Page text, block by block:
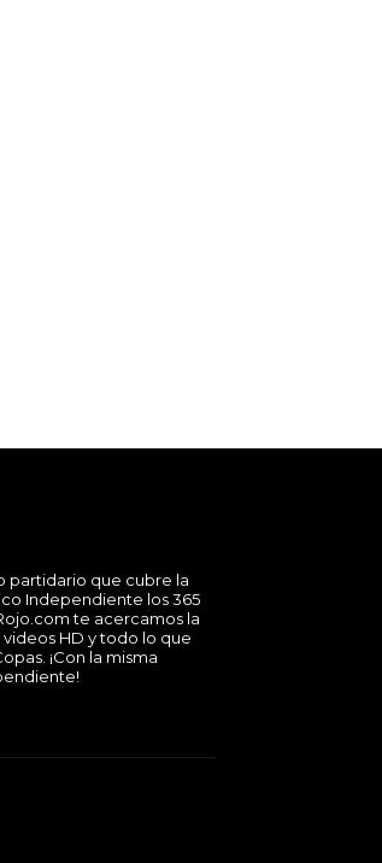
partidario que cubre la
Independiente los 365
te acercamos la
HD y todo lo que
¡Con la misma